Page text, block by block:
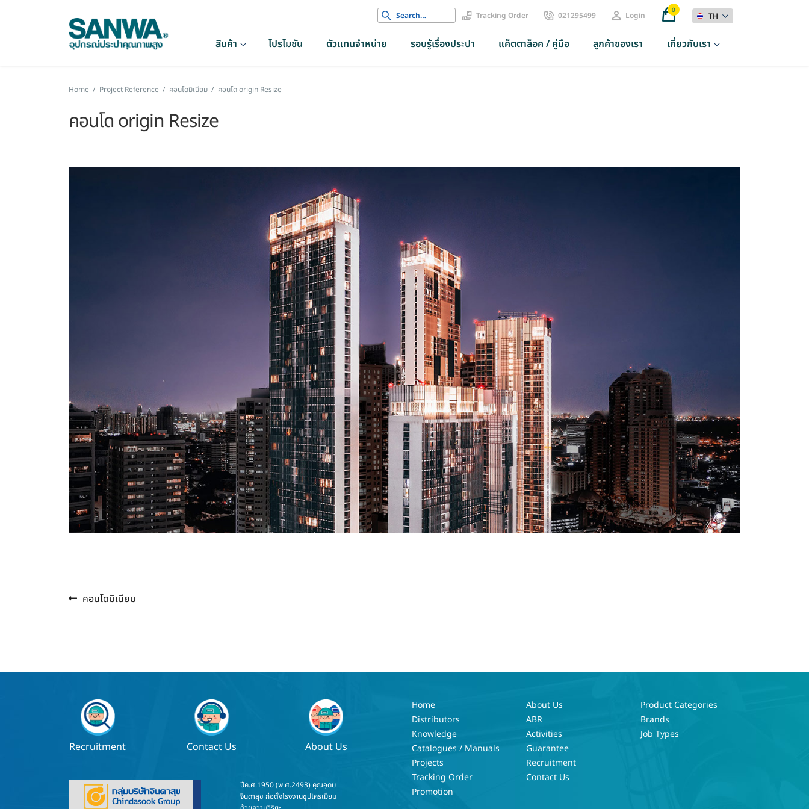
Search
for:
Tracking Order 021295499 Login 0
TH
สินค้า โปรโมชัน ตัวแทนจำหน่าย รอบรู้เรื่องประปา แค็ตตาล็อค / คู่มือ ลูกค้าของเรา เกี่ยวกับเรา
Home / Project Reference / คอนโดมิเนียม / คอนโด origin Resize
คอนโด origin Resize
แนะแนว
Previous
คอนโดมิเนียม
Recruitment Contact Us About Us
ปีค.ศ.1950 (พ.ศ.2493) คุณอุดม
จินดาสุข ก่อตั้งโรงงานชุปโครเมี่ยม
Home
Distributors
Knowledge
Catalogues / Manuals
Projects
Tracking Order
Promotion
About Us
ABR
Activities
Guarantee
Recruitment
Contact Us
Product Categories
Brands
Job Types